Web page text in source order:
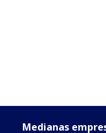
Medianas